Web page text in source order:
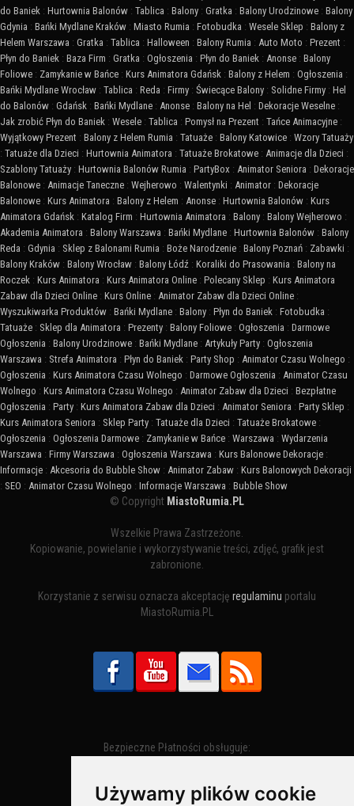
Używamy plików cookie
do Baniek : Hurtownia Balonów : Tablica : Balony : Gratka : Balony Urodzinowe : Balony
Gdynia : Bańki Mydlane Kraków : Miasto Rumia : Fotobudka : Wesele Sklep : Balony z
Helem Warszawa : Gratka : Tablica : Halloween : Balony Rumia : Auto Moto : Prezent :
Płyn do Baniek : Baza Firm : Gratka : Ogłoszenia : Płyn do Baniek : Anonse : Balony
Foliowe : Zamykanie w Bańce : Kurs Animatora Gdańsk : Balony z Helem : Ogłoszenia :
Bańki Mydlane Wrocław : Tablica : Reda : Firmy : Świecące Balony : Solidne Firmy : Hel
do Balonów : Gdańsk : Bańki Mydlane : Anonse : Balony na Hel : Dekoracje Weselne :
Jak zrobić Płyn do Baniek : Wesele : Tablica : Pomysł na Prezent : Tańce Animacyjne :
Wyjątkowy Prezent : Balony z Helem Rumia : Tatuaże : Balony Katowice : Wzory Tatuaży
: Tatuaże dla Dzieci : Hurtownia Animatora : Tatuaże Brokatowe : Animacje dla Dzieci :
Szablony Tatuaży : Hurtownia Balonów Rumia : PartyBox : Animator Seniora : Dekoracje
Balonowe : Animacje Taneczne : Wejherowo : Walentynki : Animator : Dekoracje
Balonowe : Kurs Animatora : Balony z Helem : Anonse : Hurtownia Balonów : Kurs
Animatora Gdańsk : Katalog Firm : Hurtownia Animatora : Balony : Balony Wejherowo :
Akademia Animatora : Balony Warszawa : Bańki Mydlane : Hurtownia Balonów : Balony
Reda : Gdynia : Sklep z Balonami Rumia : Boże Narodzenie : Balony Poznań : Zabawki :
Balony Kraków : Balony Wrocław : Balony Łódź : Koraliki do Prasowania : Balony na
Roczek : Kurs Animatora : Kurs Animatora Online : Polecany Sklep : Kurs Animatora
Zabaw dla Dzieci Online : Kurs Online : Animator Zabaw dla Dzieci Online :
Wyszukiwarka Produktów : Bańki Mydlane : Balony : Płyn do Baniek : Fotobudka :
Tatuaże : Sklep dla Animatora : Prezenty : Balony Foliowe : Ogłoszenia : Darmowe
Ogłoszenia : Balony Urodzinowe : Bańki Mydlane : Artykuły Party : Ogłoszenia
Warszawa : Strefa Animatora : Płyn do Baniek : Party Shop : Animator Czasu Wolnego :
Ogłoszenia : Kurs Animatora Czasu Wolnego : Darmowe Ogłoszenia : Animator Czasu
Wolnego : Kurs Animatora Czasu Wolnego : Animator Zabaw dla Dzieci : Bezpłatne
Ogłoszenia : Party : Kurs Animatora Zabaw dla Dzieci : Animator Seniora : Party Sklep :
Kurs Animatora Seniora : Sklep Party : Tatuaże dla Dzieci : Tatuaże Brokatowe :
Ogłoszenia : Ogłoszenia Darmowe : Zamykanie w Bańce : Warszawa : Wydarzenia
Warszawa : Firmy Warszawa : Ogłoszenia Warszawa : Kurs Balonowe Dekoracje :
Informacje : Akcesoria do Bubble Show : Animator Zabaw : Kurs Balonowych Dekoracji
: SEO : Animator Czasu Wolnego : Informacje Warszawa : Bubble Show
© Copyright MiastoRumia.PL
Wszelkie Prawa Zastrzeżone.
Kopiowanie, powielanie i wykorzystywanie treści, zdjęć, grafik jest
zabronione.
Korzystanie z serwisu oznacza akceptację regulaminu portalu
MiastoRumia.PL
Bezpieczne Płatności obsługuje: